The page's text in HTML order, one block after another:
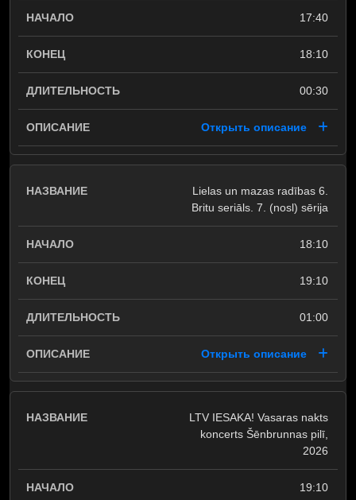
17:40
18:10
00:30
Открыть описание
Lielas un mazas radības 6.
Britu seriāls. 7. (nosl) sērija
18:10
19:10
01:00
Открыть описание
LTV IESAKA! Vasaras nakts
koncerts Šēnbrunnas pilī,
2026
19:10